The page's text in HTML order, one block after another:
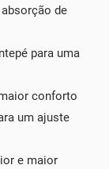
de
para uma
conforto
um ajuste
e maior